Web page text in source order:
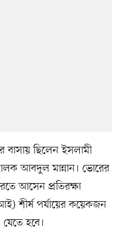
বাসায় ছিলেন ইসলামী
আবদুল মান্নান। ভোরের
আসেন প্রতিরক্ষা
শীর্ষ পর্যায়ের কয়েকজন
হবে।